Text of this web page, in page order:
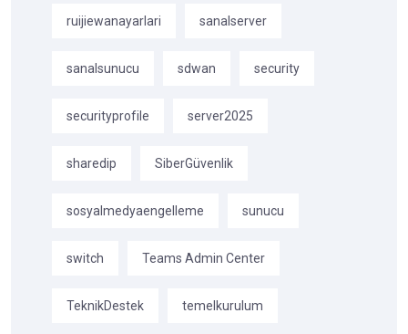
ruijiewanayarlari sanalserver
sanalsunucu sdwan security
securityprofile server2025
sharedip SiberGüvenlik
sosyalmedyaengelleme sunucu
switch Teams Admin Center
TeknikDestek temelkurulum